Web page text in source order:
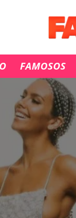
FAMOSOS